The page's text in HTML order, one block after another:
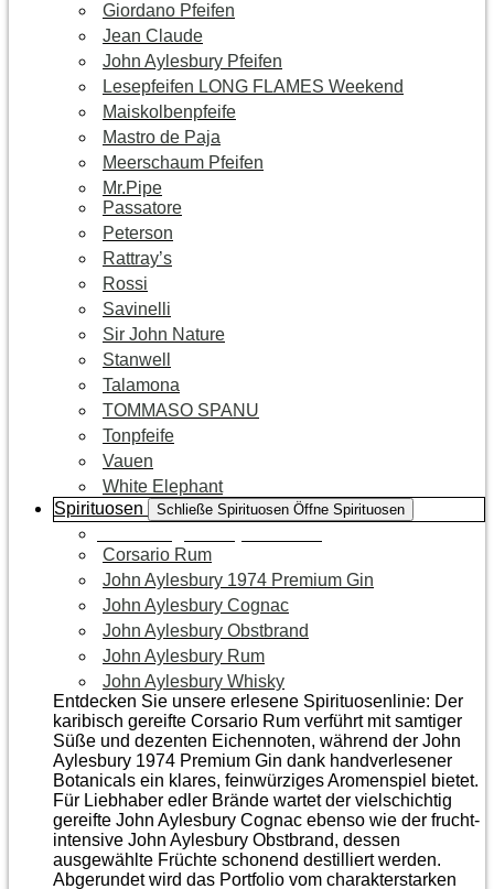
Giordano Pfeifen
Jean Claude
John Aylesbury Pfeifen
Lesepfeifen LONG FLAMES Weekend
Maiskolbenpfeife
Mastro de Paja
Meerschaum Pfeifen
Mr.Pipe
Passatore
Peterson
Rattray’s
Rossi
Savinelli
Sir John Nature
Stanwell
Talamona
TOMMASO SPANU
Tonpfeife
Vauen
White Elephant
Spirituosen
Schließe Spirituosen Öffne Spirituosen
Corsario Rum
John Aylesbury 1974 Premium Gin
John Aylesbury Cognac
John Aylesbury Obstbrand
John Aylesbury Rum
John Aylesbury Whisky
Entdecken Sie unsere erlesene Spirituosenlinie: Der
karibisch gereifte Corsario Rum verführt mit samtiger
Süße und dezenten Eichen­noten, während der John
Aylesbury 1974 Premium Gin dank handverlesener
Botanicals ein klares, feinwürziges Aromenspiel bietet.
Für Liebhaber edler Brände wartet der vielschichtig
gereifte John Aylesbury Cognac ebenso wie der frucht­
intensive John Aylesbury Obstbrand, dessen
ausgewählte Früchte schonend destilliert werden.
Abgerundet wird das Portfolio vom charakterstarken